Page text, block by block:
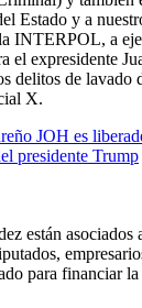
Estado y a
INTERPOL, a
el expresidente
delitos de lavado
X.
JOH es
presidente Trump
están asociados
para financiar